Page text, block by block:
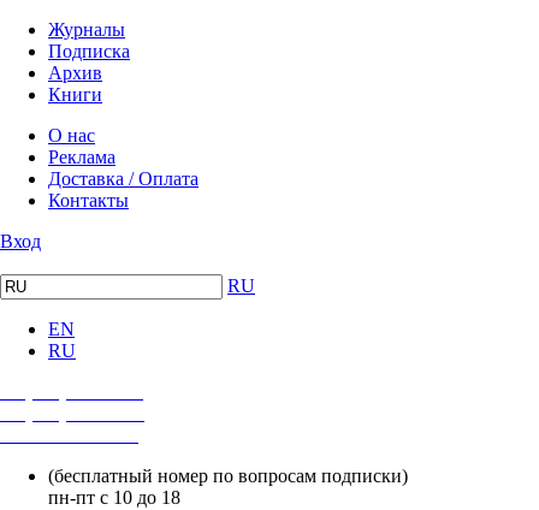
Журналы
Подписка
Архив
Книги
О нас
Реклама
Доставка / Оплата
Контакты
Вход
RU
EN
RU
(бесплатный номер по вопросам подписки)
пн-пт с 10 до 18